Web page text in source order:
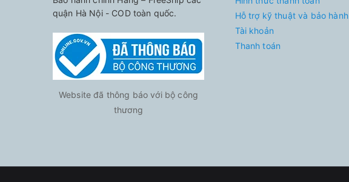
quận Hà Nội - COD toàn quốc.
Website đã thông báo với bộ công
thương
Hỗ trợ kỹ thuật và bảo hành
Tài khoản
Thanh toán